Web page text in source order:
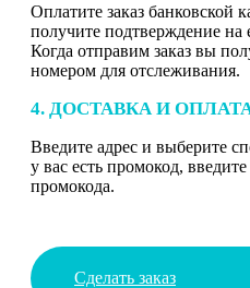
Оплатите заказ банковской
получите подтверждение на
Когда отправим заказ вы
номером для отслеживания.
4. ДОСТАВКА И
Введите адрес и выберите
у вас есть промокод,
промокода.
Сделать заказ